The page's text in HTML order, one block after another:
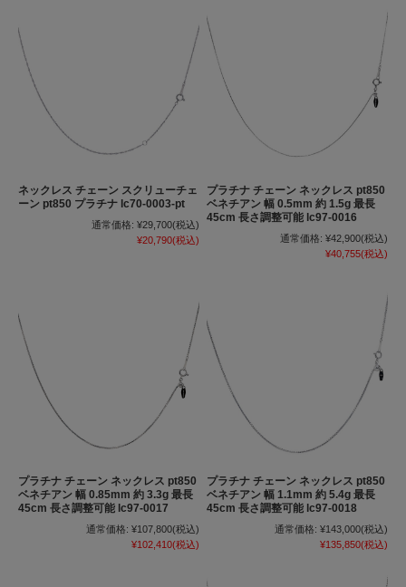
ネックレス チェーン スクリューチェ
ーン pt850 プラチナ lc70-0003-pt
通常価格: ¥29,700(税込)
¥20,790(税込)
プラチナ チェーン ネックレス pt850
ベネチアン 幅 0.5mm 約 1.5g 最長
45cm 長さ調整可能 lc97-0016
通常価格: ¥42,900(税込)
¥40,755(税込)
プラチナ チェーン ネックレス pt850
ベネチアン 幅 0.85mm 約 3.3g 最長
45cm 長さ調整可能 lc97-0017
通常価格: ¥107,800(税込)
¥102,410(税込)
プラチナ チェーン ネックレス pt850
ベネチアン 幅 1.1mm 約 5.4g 最長
45cm 長さ調整可能 lc97-0018
通常価格: ¥143,000(税込)
¥135,850(税込)